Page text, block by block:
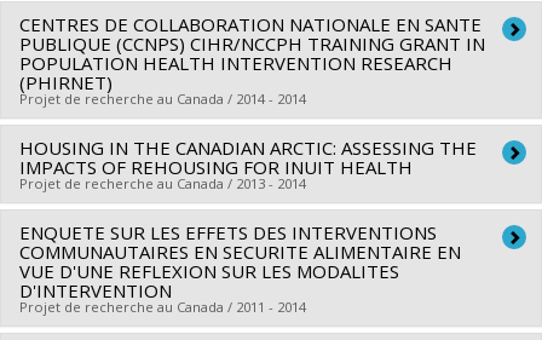
santé du Canada
Programmes de subvention :
Chercheur principal : Louise Potvin
CENTRES DE COLLABORATION NATIONALE EN SANTE
PUBLIQUE (CCNPS) CIHR/NCCPH TRAINING GRANT IN
POPULATION HEALTH INTERVENTION RESEARCH
(PHIRNET)
Projet de recherche au Canada / 2014 - 2014
Chercheur principal : Louise Potvin
Sources de financement :Agence de santé publique du
Canada
Programmes de subvention :
HOUSING IN THE CANADIAN ARCTIC: ASSESSING THE
IMPACTS OF REHOUSING FOR INUIT HEALTH
Projet de recherche au Canada / 2013 - 2014
Chercheur principal : Mylene Riva
Co-chercheurs : Louise Potvin
Sources de financement :
santé du Canada
ENQUETE SUR LES EFFETS DES INTERVENTIONS
COMMUNAUTAIRES EN SECURITE ALIMENTAIRE EN
VUE D'UNE REFLEXION SUR LES MODALITES
D'INTERVENTION
Projet de recherche au Canada / 2011 - 2014